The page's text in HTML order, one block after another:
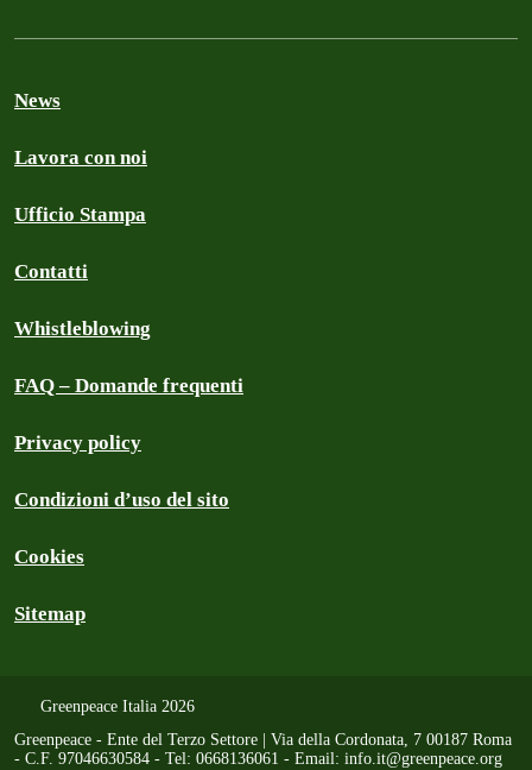
News
Lavora con noi
Ufficio Stampa
Contatti
Whistleblowing
FAQ – Domande frequenti
Privacy policy
Condizioni d’uso del sito
Cookies
Sitemap
Greenpeace Italia 2026
Greenpeace - Ente del Terzo Settore | Via della Cordonata, 7 00187 Roma
- C.F. 97046630584 - Tel: 0668136061 - Email: info.it@greenpeace.org